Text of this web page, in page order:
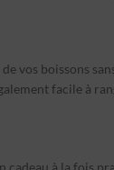
vos boissons
facile à
cadeau à la fois